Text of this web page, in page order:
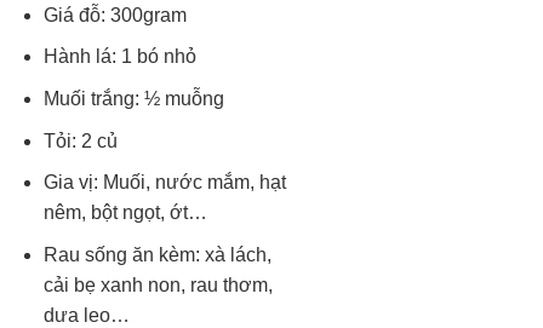
Giá đỗ: 300gram
Hành lá: 1 bó nhỏ
Muối trắng: ½ muỗng
Tỏi: 2 củ
Gia vị: Muối, nước mắm, hạt
nêm, bột ngọt, ớt…
Rau sống ăn kèm: xà lách,
cải bẹ xanh non, rau thơm,
dưa leo…